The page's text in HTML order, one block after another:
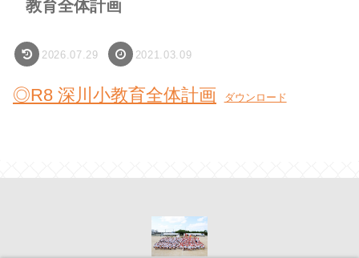
教育全体計画
2026.07.29 2021.03.09
◎R8 深川小教育全体計画 ダウンロード